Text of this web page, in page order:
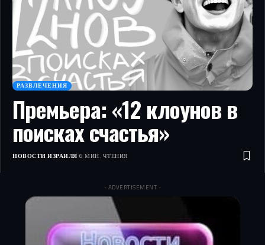
РАЗВЛЕЧЕНИЯ
Премьера: «12 клоунов в
поисках счастья»
НОВОСТИ ИЗРАИЛЯ 6 МИН. ЧТЕНИЯ
- ADVERTISEMENT -